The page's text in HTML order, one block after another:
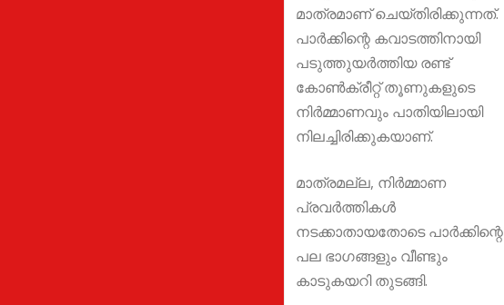
മാത്രമാണ് ചെയ്തിരിക്കുന്നത്.
പാർക്കിന്റെ കവാടത്തിനായി
പടുത്തുയർത്തിയ രണ്ട്
കോൺക്രീറ്റ് തൂണുകളുടെ
നിർമ്മാണവും പാതിയിലായി
നിലച്ചിരിക്കുകയാണ്.
മാത്രമല്ല, നിർമ്മാണ
പ്രവർത്തികൾ
നടക്കാതായതോടെ പാർക്കിന്റെ
പല ഭാഗങ്ങളും വീണ്ടും
കാടുകയറി തുടങ്ങി.